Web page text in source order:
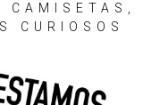
CAMISETAS,
CURIOSOS